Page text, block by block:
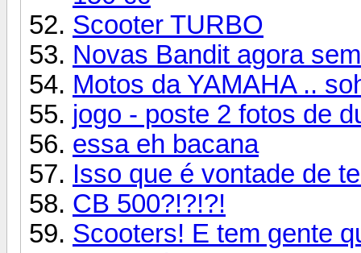
Scooter TURBO
Novas Bandit agora
Motos da YAMAHA ..
jogo - poste 2 fotos de
essa eh bacana
Isso que é vontade de
CB 500?!?!?!
Scooters! E tem gente